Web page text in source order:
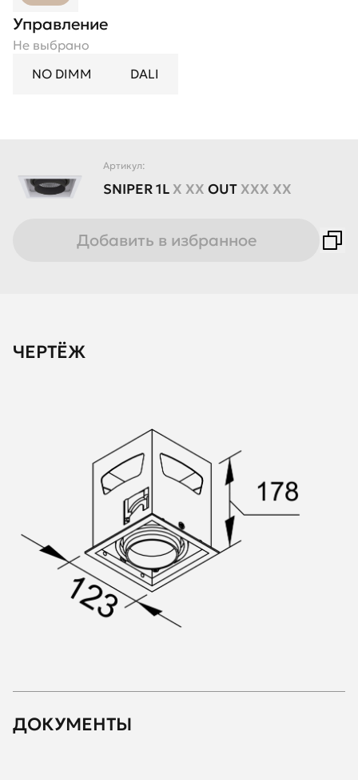
Управление
Не выбрано
NO DIMM
DALI
Артикул:
SNIPER1LX XX OUTXXX XX
Добавить в избранное
ДОКУМЕНТЫ
ЧЕРТЁЖ